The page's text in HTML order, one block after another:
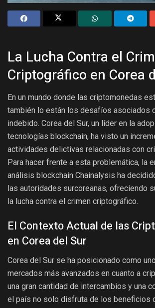
La Lucha Contra el
Criptográfico en Corea
En un mundo donde las criptomonedas
también lo están los desafíos asociados
indebido. Corea del Sur, un líder en la
tecnologías blockchain, ha visto un
actividades delictivas relacionadas con
Para hacer frente a esta problemática, la
análisis blockchain Chainalysis ha
las autoridades surcoreanas, ofreciendo
la lucha contra el crimen criptográfico.
El Contexto Actual de las
en Corea del Sur
Corea del Sur se ha posicionado como
mercados más avanzados en cuanto a
una gran cantidad de intercambios y una
el país no solo disfruta de los beneficios